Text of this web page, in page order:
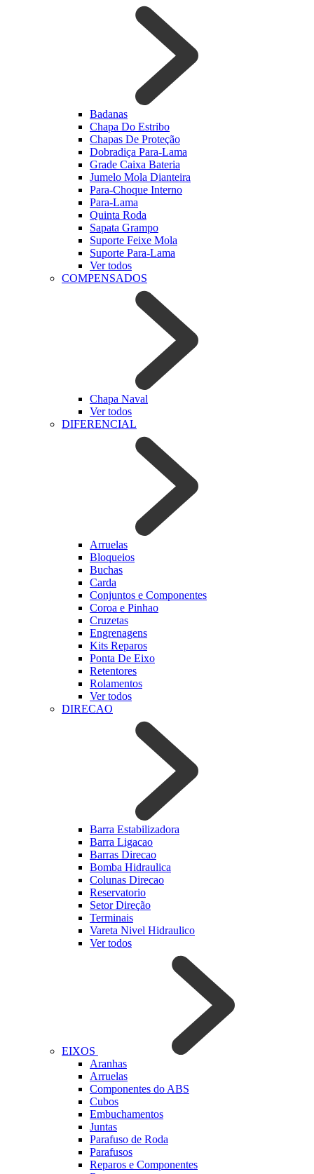
Badanas
Chapa Do Estribo
Chapas De Proteção
Dobradiça Para-Lama
Grade Caixa Bateria
Jumelo Mola Dianteira
Para-Choque Interno
Para-Lama
Quinta Roda
Sapata Grampo
Suporte Feixe Mola
Suporte Para-Lama
Ver todos
COMPENSADOS
Chapa Naval
Ver todos
DIFERENCIAL
Arruelas
Bloqueios
Buchas
Carda
Conjuntos e Componentes
Coroa e Pinhao
Cruzetas
Engrenagens
Kits Reparos
Ponta De Eixo
Retentores
Rolamentos
Ver todos
DIRECAO
Barra Estabilizadora
Barra Ligacao
Barras Direcao
Bomba Hidraulica
Colunas Direcao
Reservatorio
Setor Direção
Terminais
Vareta Nivel Hidraulico
Ver todos
EIXOS
Aranhas
Arruelas
Componentes do ABS
Cubos
Embuchamentos
Juntas
Parafuso de Roda
Parafusos
Reparos e Componentes